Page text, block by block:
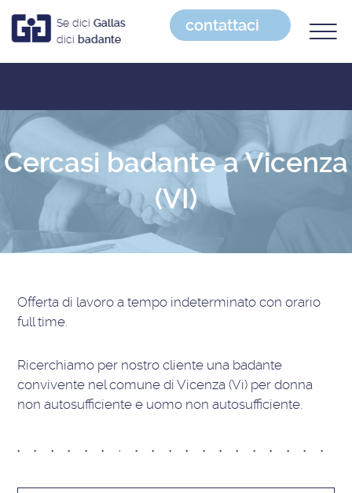
Se dici Gallas
dici badante
contattaci
Cercasi badante a Vicenza
(VI)
Offerta di lavoroa tempo indeterminato con orario
full time
Ricerchiamo per nostro cliente una badante
convivente nel comune di Vicenza (Vi) per donna
non autosufficiente e uomo non autosufficiente.